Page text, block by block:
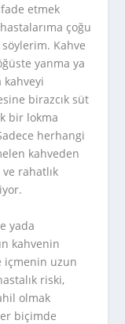
etmek
çoğu
Kahve
yanma ya
kahveyi
birazcık süt
bir lokma
herhangi
kahveden
rahatlık
yada
kahvenin
içmenin uzun
riski,
olmak
biçimde